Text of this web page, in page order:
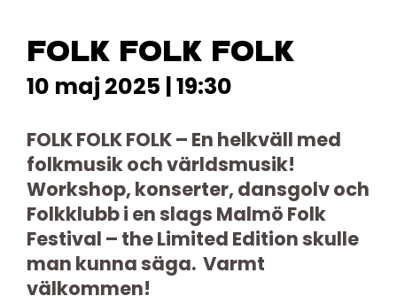
FOLK FOLK FOLK
10 maj 2025 | 19:30
FOLK FOLK FOLK – En helkväll med
folkmusik och världsmusik!
Workshop, konserter, dansgolv och
Folkklubb i en slags Malmö Folk
Festival – the Limited Edition skulle
man kunna säga. Varmt
välkommen!